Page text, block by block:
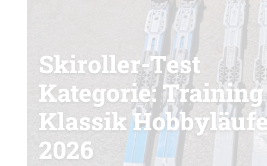
Skiroller-Test
Kategorie: Training
Klassik
2026